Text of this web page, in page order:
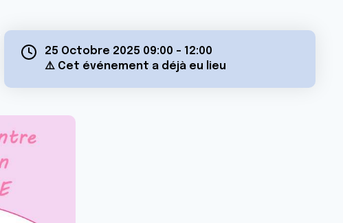
25 Octobre 2025 09:00 - 12:00
⚠️ Cet événement a déjà eu lieu